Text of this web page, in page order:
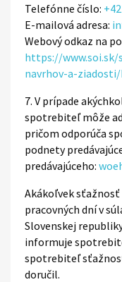
Telefónne číslo:
E-mailová adresa:
Webový odkaz na
https://
navrhov-a-
7. V prípade
spotrebiteľ môže
pričom odporúča
podnety
predávajúceho:
Akákoľvek sťažnosť
pracovných dní v
Slovenskej
informuje
spotrebiteľ
doručil.